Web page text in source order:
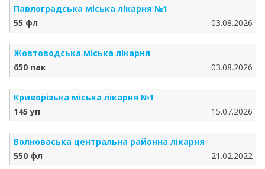
Павлоградська міська лікарня №1
55 фл
03.08.2026
Жовтоводська міська лікарня
650 пак
03.08.2026
Криворізька міська лікарня №1
145 уп
15.07.2026
Волноваська центральна районна лікарня
550 фл
21.02.2022